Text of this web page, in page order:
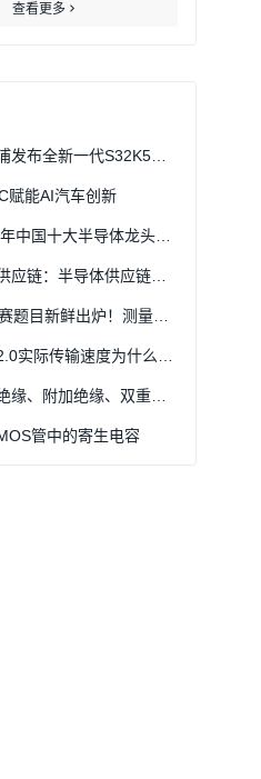
查看更多
S32K5微控制器系列，推进SDV区域控制架构发展，扩展CoreRide平台
赋能AI汽车创新
中国十大半导体龙头企业
半导体供应链管理与APS应用案例系列课程
新鲜出炉！测量题对工程数学要求太严格了！
际传输速度为什么与480Mbps相差甚远
绝缘、双重绝缘、加强绝缘，这些概念要弄清楚！
管中的寄生电容